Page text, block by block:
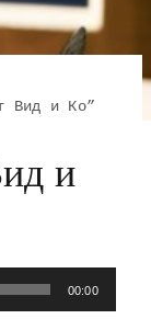
Вид и Ко”
и
00:00